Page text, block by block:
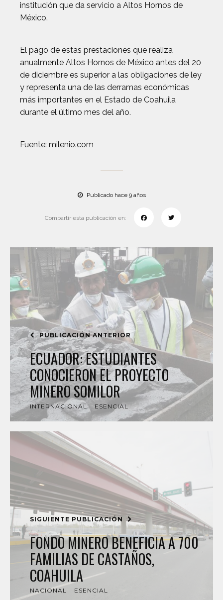
institución que da servicio a Altos Hornos de
México.
El pago de estas prestaciones que realiza
anualmente Altos Hornos de México antes del 20
de diciembre es superior a las obligaciones de ley
y representa una de las derramas económicas
más importantes en el Estado de Coahuila
durante el último mes del año.
Fuente: milenio.com
Publicado hace 9 años
Compartir esta publicación en:
PUBLICACIÓN ANTERIOR
ECUADOR: ESTUDIANTES
CONOCIERON EL PROYECTO
MINERO SOMILOR
INTERNACIONAL ESENCIAL
SIGUIENTE PUBLICACIÓN
FONDO MINERO BENEFICIA A 700
FAMILIAS DE CASTAÑOS,
COAHUILA
NACIONAL ESENCIAL